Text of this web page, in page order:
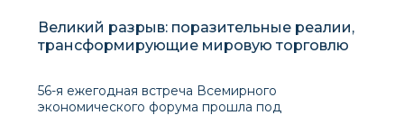
Великий разрыв: поразительные реалии,
трансформирующие мировую торговлю
56-я ежегодная встреча Всемирного
экономического форума прошла под